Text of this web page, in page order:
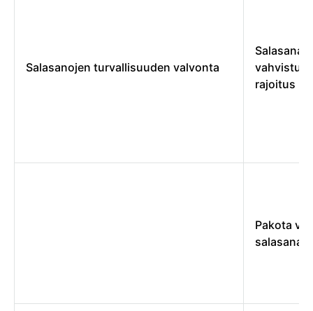
Salasanojen turvallisuuden valvonta
Salasanan
rajoitus
Pakota
salasana